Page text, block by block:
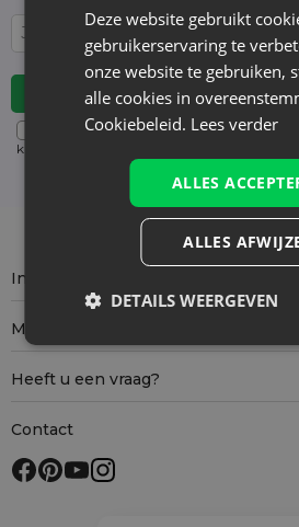
Voor details over
kunt je op elk moment zonder kosten
Informatie
Mijn account
Heeft u een vraag?
Contact
Deze website gebruikt
gebruikerservaring te
onze website te gebruiken,
alle cookies in
Cookiebeleid. Lees verder
ALLES
ALLES
DETAILS WEERGEVEN